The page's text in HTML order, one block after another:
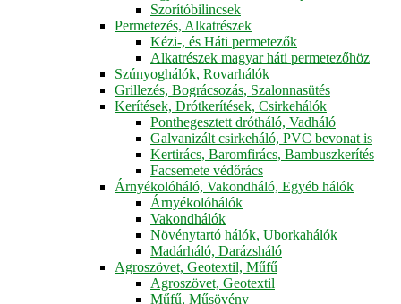
Szorítóbilincsek
Permetezés, Alkatrészek
Kézi-, és Háti permetezők
Alkatrészek magyar háti permetezőhöz
Szúnyoghálók, Rovarhálók
Grillezés, Bográcsozás, Szalonnasütés
Kerítések, Drótkerítések, Csirkehálók
Ponthegesztett drótháló, Vadháló
Galvanizált csirkeháló, PVC bevonat is
Kertirács, Baromfirács, Bambuszkerítés
Facsemete védőrács
Árnyékolóháló, Vakondháló, Egyéb hálók
Árnyékolóhálók
Vakondhálók
Növénytartó hálók, Uborkahálók
Madárháló, Darázsháló
Agroszövet, Geotextil, Műfű
Agroszövet, Geotextil
Műfű, Műsövény